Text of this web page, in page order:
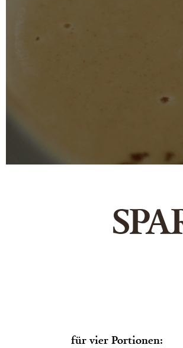
für vier Portionen: